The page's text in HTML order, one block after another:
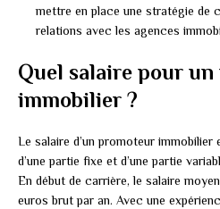
mettre en place une stratégie de
relations avec les agences
Quel salaire pour
immobilier ?
Le salaire d’un promoteur
d’une partie fixe et d’une partie
En début de carrière, le salaire
euros brut par an. Avec une